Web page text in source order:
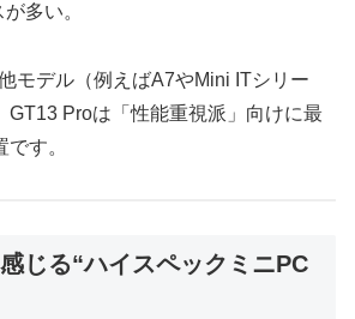
多い。
モデル（例えばA7やMini ITシリー
GT13 Proは「性能重視派」向けに最
す。
じる“ハイスペックミニPC